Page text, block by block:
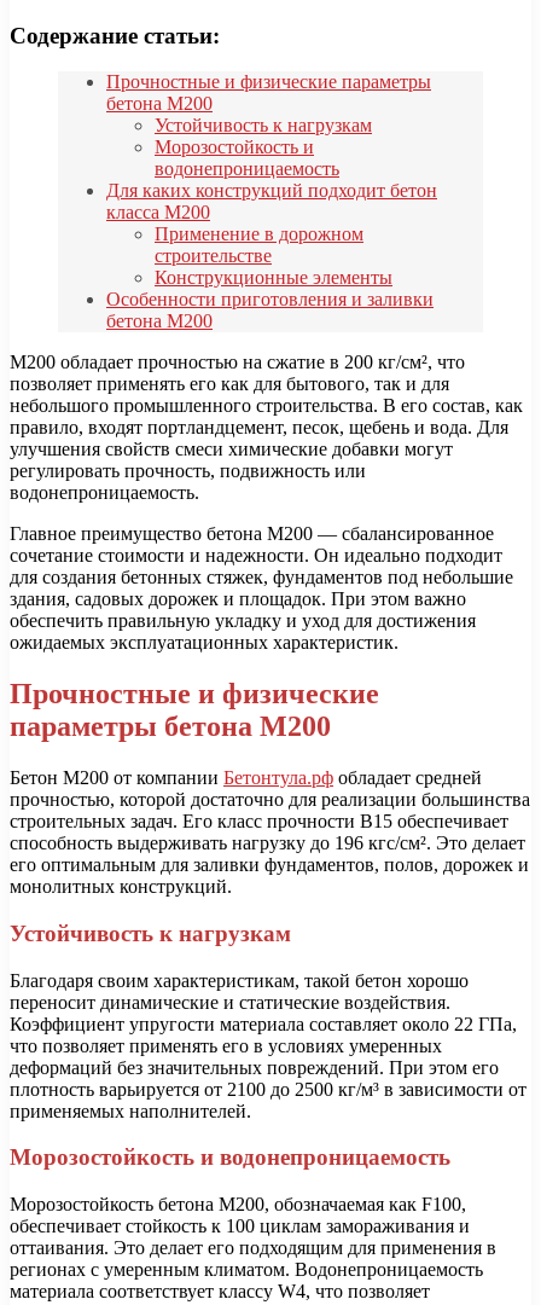
Содержание статьи:
Прочностные и физические параметры
бетона М200
Устойчивость к нагрузкам
Морозостойкость и
водонепроницаемость
Для каких конструкций подходит бетон
класса М200
Применение в дорожном
строительстве
Конструкционные элементы
Особенности приготовления и заливки
бетона М200
М200 обладает прочностью на сжатие в 200 кг/см², что
позволяет применять его как для бытового, так и для
небольшого промышленного строительства. В его состав, как
правило, входят портландцемент, песок, щебень и вода. Для
улучшения свойств смеси химические добавки могут
регулировать прочность, подвижность или
водонепроницаемость.
Главное преимущество бетона М200 — сбалансированное
сочетание стоимости и надежности. Он идеально подходит
для создания бетонных стяжек, фундаментов под небольшие
здания, садовых дорожек и площадок. При этом важно
обеспечить правильную укладку и уход для достижения
ожидаемых эксплуатационных характеристик.
Прочностные и физические
параметры бетона М200
Бетон М200 от компании Бетонтула.рф обладает средней
прочностью, которой достаточно для реализации большинства
строительных задач. Его класс прочности B15 обеспечивает
способность выдерживать нагрузку до 196 кгс/см². Это делает
его оптимальным для заливки фундаментов, полов, дорожек и
монолитных конструкций.
Устойчивость к нагрузкам
Благодаря своим характеристикам, такой бетон хорошо
переносит динамические и статические воздействия.
Коэффициент упругости материала составляет около 22 ГПа,
что позволяет применять его в условиях умеренных
деформаций без значительных повреждений. При этом его
плотность варьируется от 2100 до 2500 кг/м³ в зависимости от
применяемых наполнителей.
Морозостойкость и водонепроницаемость
Морозостойкость бетона М200, обозначаемая как F100,
обеспечивает стойкость к 100 циклам замораживания и
оттаивания. Это делает его подходящим для применения в
регионах с умеренным климатом. Водонепроницаемость
материала соответствует классу W4, что позволяет